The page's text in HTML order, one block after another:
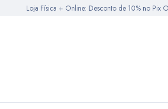
Loja Física + Online: Desconto de 10% no Pix